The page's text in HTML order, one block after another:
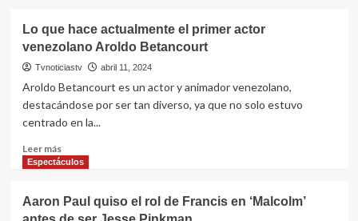
y
puedes
verla
completa
streaming
(pero
truco)
Tre
Fratelli
está
listo
otra
foto
Lo que hace actualmente el primer actor
venezolano Aroldo Betancourt
Tvnoticiastv abril 11, 2024
Aroldo Betancourt es un actor y animador venezolano,
destacándose por ser tan diverso, ya que no solo estuvo
centrado en la...
Leer másLeer
más
que
Espectáculos
Aaron Paul quiso el rol de Francis en ‘Malcolm’